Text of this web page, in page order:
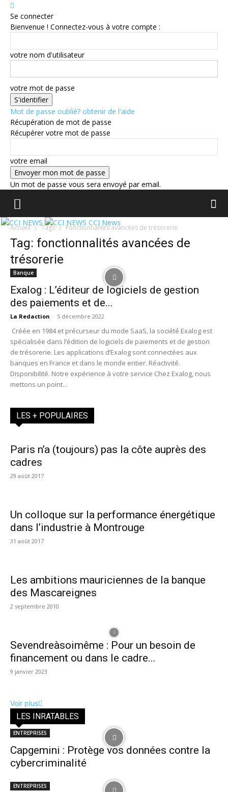
Se connecter
Bienvenue ! Connectez-vous à votre compte :
votre nom d'utilisateur
votre mot de passe
Mot de passe oublié? obtenir de l'aide
Récupération de mot de passe
Récupérer votre mot de passe
votre email
Un mot de passe vous sera envoyé par email.
CCI News
Accueil Tags Fonctionnalités avancées de trésorerie
Tag: fonctionnalités avancées de
trésorerie
Banque
Exalog : L’éditeur de logiciels de gestion
des paiements et de...
La Redaction - 5 décembre 2022
Créée en 1984 et précurseur du mode SaaS, la société Exalog est
spécialisée dans l’édition de logiciels de paiements et de gestion
de trésorerie. Les applications d’Exalog sont connectées aux
banques en France et dans le monde entier. Réactivité.
Disponibilité. Notre expérience à votre service Chez Exalog, nous
mettons un point...
LES + POPULAIRES
Paris n’a (toujours) pas la côte auprès des
cadres
29 août 2017
Un colloque sur la performance énergétique
dans l’industrie à Montrouge
31 août 2017
Les ambitions mauriciennes de la banque
des Mascareignes
2 septembre 2010
Sevendreàsoimême : Pour un besoin de
financement ou dans le cadre...
9 janvier 2023
Voir plus
LES INRATABLES
ENTREPRISES
Capgemini : Protège vos données contre la
cybercriminalité
ENTREPRISES